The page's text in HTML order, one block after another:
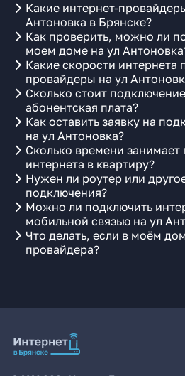
Какие интернет-
Антоновка в Брянске?
Как проверить, можно ли
моем доме на ул
Какие скорости интернета
провайдеры на ул
Сколько стоит
абонентская плата?
Как оставить заявку на
на ул Антоновка?
Сколько времени
интернета в квартиру?
Нужен ли роутер или
подключения?
Можно ли подключить
мобильной связью на ул
Что делать, если в моём
провайдера?